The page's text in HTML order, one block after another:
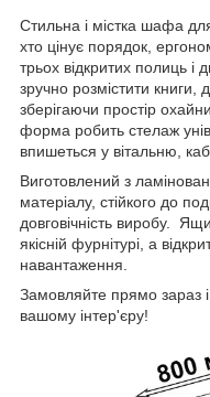
Стильна і містка шафа
хто цінує порядок,
трьох відкритих полиць і
зручно розмістити книги,
зберігаючи простір
форма робить стелаж
впишеться у вітальню,
Виготовлений з
матеріалу, стійкого до
довговічність виробу.
якісній фурнітурі, а
навантаження.
Замовляйте прямо зараз
вашому інтер'єру!